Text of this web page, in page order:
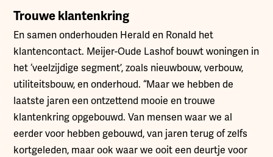
Trouwe klantenkring
En samen onderhouden Herald en Ronald het
klantencontact. Meijer-Oude Lashof bouwt woningen in
het ‘veelzijdige segment’, zoals nieuwbouw, verbouw,
utiliteitsbouw, en onderhoud. “Maar we hebben de
laatste jaren een ontzettend mooie en trouwe
klantenkring opgebouwd. Van mensen waar we al
eerder voor hebben gebouwd, van jaren terug of zelfs
kortgeleden, maar ook waar we ooit een deurtje voor